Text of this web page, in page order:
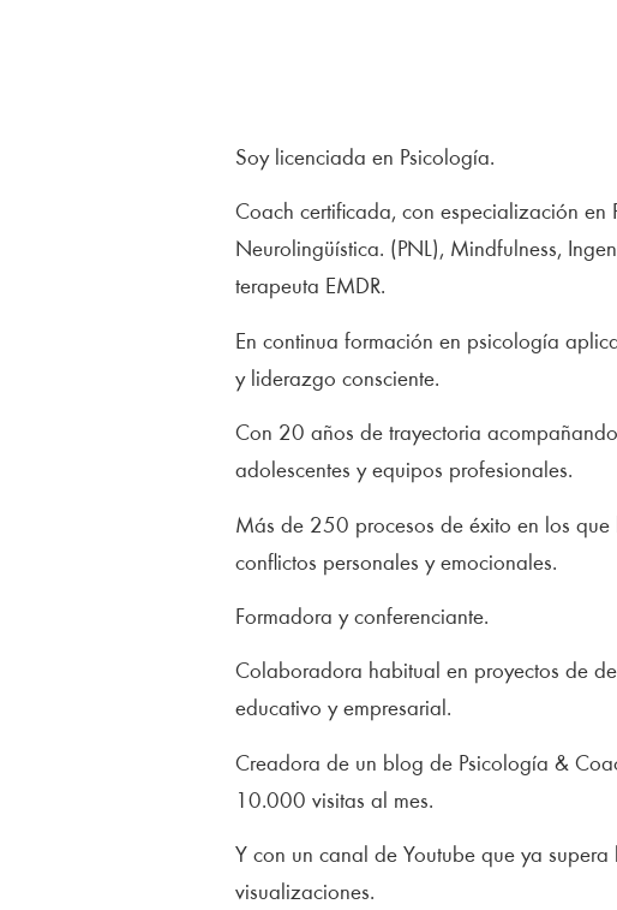
Soy licenciada en Psicología.
Coach certificada, con especialización en
Neurolingüística. (PNL), Mindfulness,
terapeuta EMDR.
En continua formación en psicología
y liderazgo consciente.
Con 20 años de trayectoria
adolescentes y equipos profesionales.
Más de 250 procesos de éxito en los
conflictos personales y emocionales.
Formadora y conferenciante.
Colaboradora habitual en proyectos de
educativo y empresarial.
Creadora de un blog de Psicología &
10.000 visitas al mes.
Y con un canal de Youtube que ya
visualizaciones.